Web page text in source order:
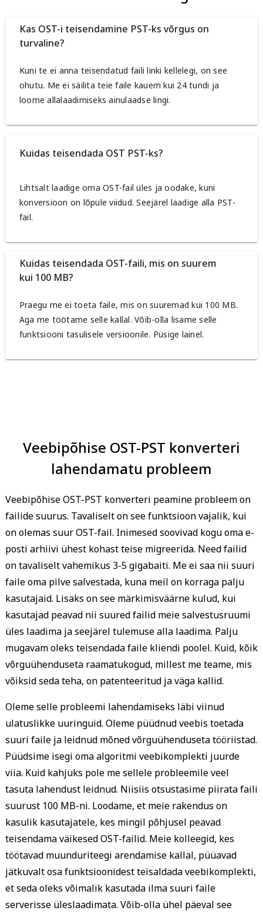
Kas OST-i teisendamine PST-ks võrgus on
turvaline?
Kuni te ei anna teisendatud faili linki kellelegi, on see
ohutu. Me ei säilita teie faile kauem kui 24 tundi ja
loome allalaadimiseks ainulaadse lingi.
Kuidas teisendada OST PST-ks?
Lihtsalt laadige oma OST-fail üles ja oodake, kuni
konversioon on lõpule viidud. Seejärel laadige alla PST-
fail.
Kuidas teisendada OST-faili, mis on suurem
kui 100 MB?
Praegu me ei toeta faile, mis on suuremad kui 100 MB.
Aga me töötame selle kallal. Võib-olla lisame selle
funktsiooni tasulisele versioonile. Püsige lainel.
Veebipõhise OST-PST konverteri
lahendamatu probleem
Veebipõhise OST-PST konverteri peamine probleem on
failide suurus. Tavaliselt on see funktsioon vajalik, kui
on olemas suur OST-fail. Inimesed soovivad kogu oma e-
posti arhiivi ühest kohast teise migreerida. Need failid
on tavaliselt vahemikus 3-5 gigabaiti. Me ei saa nii suuri
faile oma pilve salvestada, kuna meil on korraga palju
kasutajaid. Lisaks on see märkimisväärne kulud, kui
kasutajad peavad nii suured failid meie salvestusruumi
üles laadima ja seejärel tulemuse alla laadima. Palju
mugavam oleks teisendada faile kliendi poolel. Kuid, kõik
võrguühenduseta raamatukogud, millest me teame, mis
võiksid seda teha, on patenteeritud ja väga kallid.
Oleme selle probleemi lahendamiseks läbi viinud
ulatuslikke uuringuid. Oleme püüdnud veebis toetada
suuri faile ja leidnud mõned võrguühenduseta tööriistad.
Püüdsime isegi oma algoritmi veebikomplekti juurde
viia. Kuid kahjuks pole me sellele probleemile veel
tasuta lahendust leidnud. Niisiis otsustasime piirata faili
suurust 100 MB-ni. Loodame, et meie rakendus on
kasulik kasutajatele, kes mingil põhjusel peavad
teisendama väikesed OST-failid. Meie kolleegid, kes
töötavad muunduriteegi arendamise kallal, püüavad
jätkuvalt osa funktsioonidest teisaldada veebikomplekti,
et seda oleks võimalik kasutada ilma suuri faile
serverisse üleslaadimata. Võib-olla ühel päeval see